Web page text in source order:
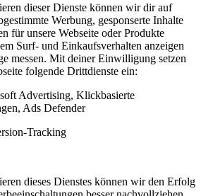
dieser Dienste können wir dir auf
Werbung, gesponserte Inhalte
für unsere Webseite oder Produkte
Surf- und Einkaufsverhalten anzeigen
messen. Mit deiner Einwilligung setzen
folgende Drittdienste ein:
Advertising, Klickbasierte
Ads Defender
Tracking
dieses Dienstes können wir den Erfolg